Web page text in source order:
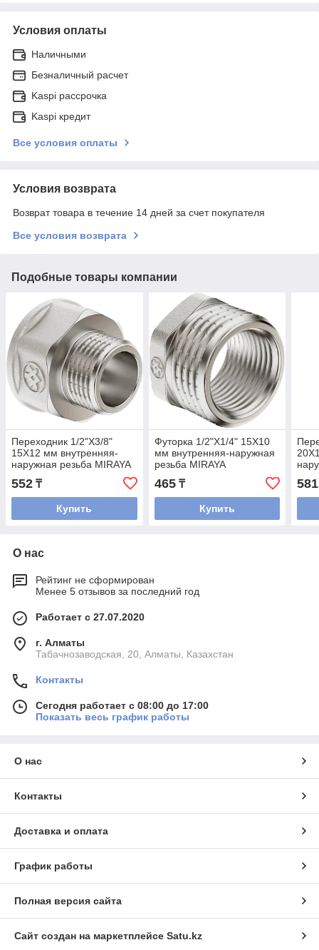
Условия оплаты
Наличными
Безналичный расчет
Kaspi рассрочка
Kaspi кредит
Все условия оплаты
Условия возврата
Возврат товара в течение 14 дней за счет покупателя
Все условия возврата
Подобные товары компании
Переходник 1/2"Х3/8"
15Х12 мм внутренняя-
наружная резьба MIRAYA
552 ₸
Купить
Футорка 1/2"Х1/4" 15Х10
мм внутренняя-наружная
резьба MIRAYA
465₸
Купить
581
О нас
Рейтинг не сформирован
Менее 5 отзывов за последний год
Работает с 27.07.2020
г. Алматы
Табачнозаводская, 20, Алматы, Казахстан
Контакты
Сегодня работает с 08:00 до 17:00
Показать весь график работы
О нас
Контакты
Доставка и оплата
График работы
Полная версия сайта
Сайт создан на маркетплейсе Satu.kz